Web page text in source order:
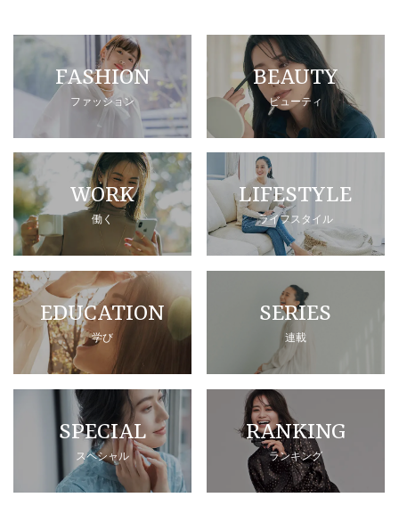
FASHION
ファッション
BEAUTY
ビューティ
WORK
働く
LIFESTYLE
ライフスタイル
EDUCATION
学び
SERIES
連載
SPECIAL
スペシャル
RANKING
ランキング